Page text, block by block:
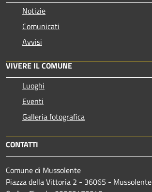
Notizie
Comunicati
Avvisi
VIVERE IL COMUNE
Luoghi
Eventi
Galleria fotografica
CONTATTI
Comune di Mussolente
Piazza della Vittoria 2 - 36065 - Mussolente